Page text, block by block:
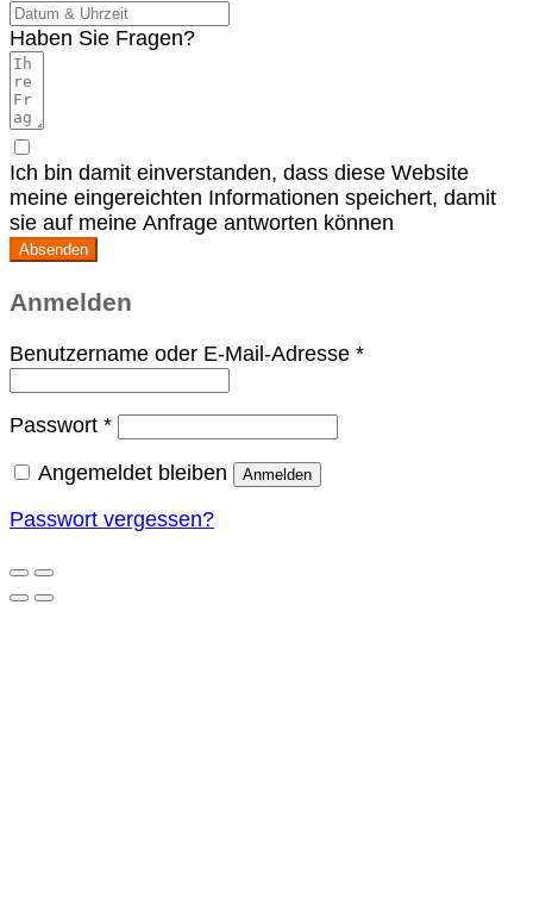
Haben Sie Fragen?
Ich bin damit einverstanden, dass diese Website
meine eingereichten Informationen speichert, damit
sie auf meine Anfrage antworten können
Absenden
Anmelden
Benutzername oder E-Mail-Adresse *Erforderlich
Passwort *Erforderlich
Angemeldet bleiben Anmelden
Passwort vergessen?